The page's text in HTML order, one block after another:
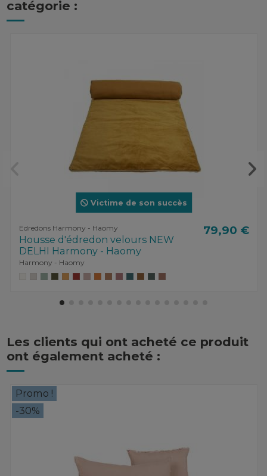
catégorie :
Victime de son succès
Edredons Harmony - Haomy
Housse d'édredon velours NEW
DELHI Harmony - Haomy
Harmony - Haomy
79,90 €
Les clients qui ont acheté ce produit
ont également acheté :
Promo !
-30%